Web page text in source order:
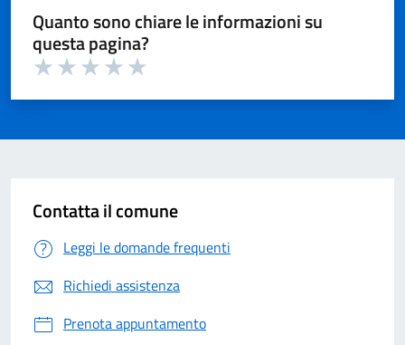
Quanto sono chiare le informazioni su
questa pagina?
Contatta il comune
Leggi le domande frequenti
Richiedi assistenza
Prenota appuntamento